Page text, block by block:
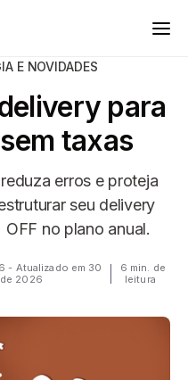
E NOVIDADES
para
taxas
erros e proteja
seu delivery
no plano anual.
- Atualizado em 30
2026
6 min. de
leitura